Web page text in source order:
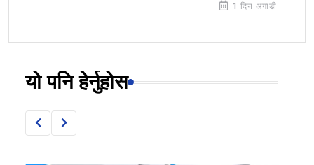
1 दिन अगाडी
यो पनि हेर्नुहोस